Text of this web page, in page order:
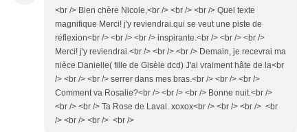
<br /> Bien chère Nicole,<br /> <br /> <br /> Quel texte
magnifique Merci! j'y reviendrai.qui se veut une piste de
réflexion<br /> <br /> <br /> inspirante.<br /> <br /> <br />
Merci! j'y reviendrai.<br /> <br /> <br /> Demain, je recevrai ma
nièce Danielle( fille de Gisèle dcd) J'ai vraiment hâte de la<br
/> <br /> <br /> serrer dans mes bras.<br /> <br /> <br />
Comment va Rosalie?<br /> <br /> <br /> Bonne nuit.<br />
<br /> <br /> Ta Rose de Laval. xoxox<br /> <br /> <br /> <br
/> <br /> <br /> <br />